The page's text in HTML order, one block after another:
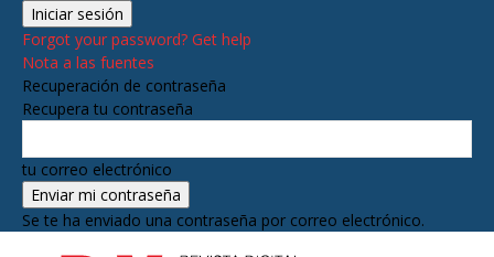
Forgot your password? Get help
Nota a las fuentes
Recuperación de contraseña
Recupera tu contraseña
tu correo electrónico
Se te ha enviado una contraseña por correo electrónico.